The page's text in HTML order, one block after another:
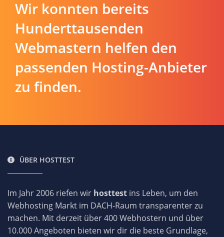
Wir konnten bereits
Hunderttausenden
Webmastern helfen den
passenden Hosting-Anbieter
zu finden.
ÜBER HOSTTEST
Im Jahr 2006 riefen wir hosttest ins Leben, um den
Webhosting Markt im DACH-Raum transparenter zu
machen. Mit derzeit über 400 Webhostern und über
10.000 Angeboten bieten wir dir die beste Grundlage,